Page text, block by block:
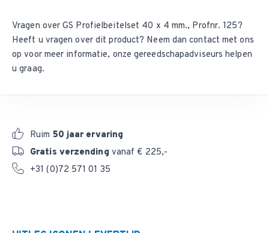
Vragen over GS Profielbeitelset 40 x 4 mm., Profnr. 125?
Heeft u vragen over dit product? Neem dancontact met ons
op voor meer informatie, onze gereedschapadviseurs helpen
u graag.
Ruim 50 jaar ervaring
Gratis verzending vanaf € 225,-
+31 (0)72 571 01 35